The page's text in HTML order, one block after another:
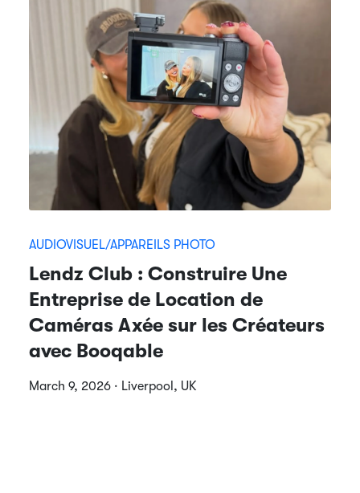
AUDIOVISUEL/APPAREILS PHOTO
Lendz Club : Construire Une
Entreprise de Location de
Caméras Axée sur les Créateurs
avec Booqable
March 9, 2026 · Liverpool, UK